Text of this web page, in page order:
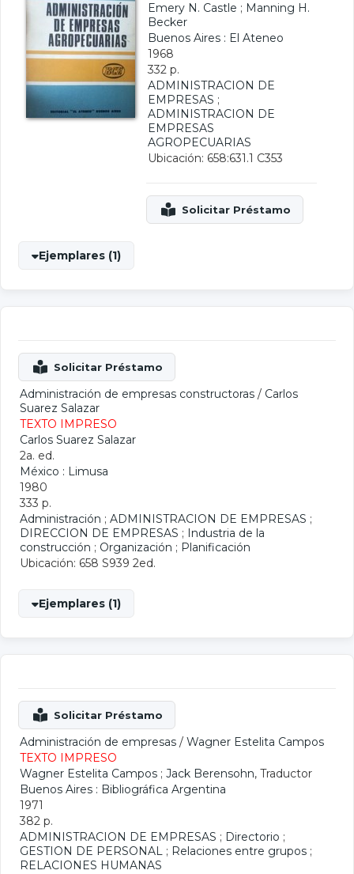
Emery N. Castle ; Manning H.
Becker
Buenos Aires : El Ateneo
1968
332 p.
ADMINISTRACION DE
EMPRESAS ;
ADMINISTRACION DE
EMPRESAS
AGROPECUARIAS
Ubicación: 658:631.1 C353
Ejemplares (1)
Administración de empresas constructoras / Carlos
Suarez Salazar
TEXTO IMPRESO
Carlos Suarez Salazar
2a. ed.
México : Limusa
1980
333 p.
Administración ; ADMINISTRACION DE EMPRESAS ;
DIRECCION DE EMPRESAS ; Industria de la
construcción ; Organización ; Planificación
Ubicación: 658 S939 2ed.
Ejemplares (1)
Administración de empresas / Wagner Estelita Campos
TEXTO IMPRESO
Wagner Estelita Campos ; Jack Berensohn, Traductor
Buenos Aires : Bibliográfica Argentina
1971
382 p.
ADMINISTRACION DE EMPRESAS ; Directorio ;
GESTION DE PERSONAL ; Relaciones entre grupos ;
RELACIONES HUMANAS